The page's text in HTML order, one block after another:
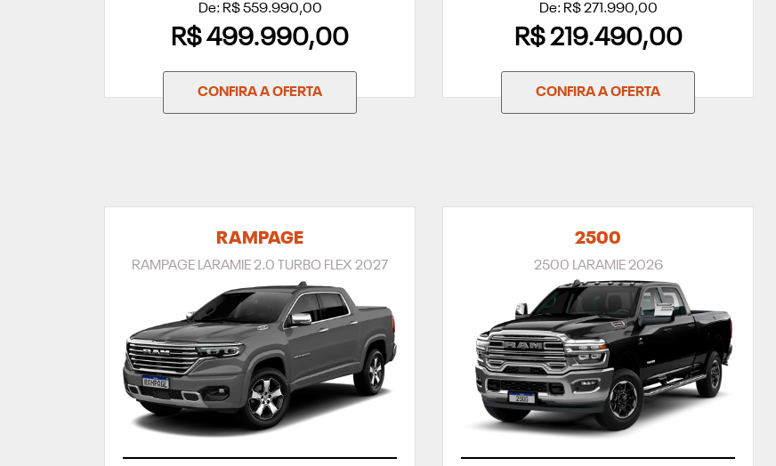
De: R$ 559.990,00
R$ 499.990,00
CONFIRA A OFERTA
De: R$ 271.990,00
R$ 219.490,00
CONFIRA A OFERTA
RAMPAGE
RAMPAGE LARAMIE 2.0 TURBO FLEX 2027
2500
2500 LARAMIE 2026